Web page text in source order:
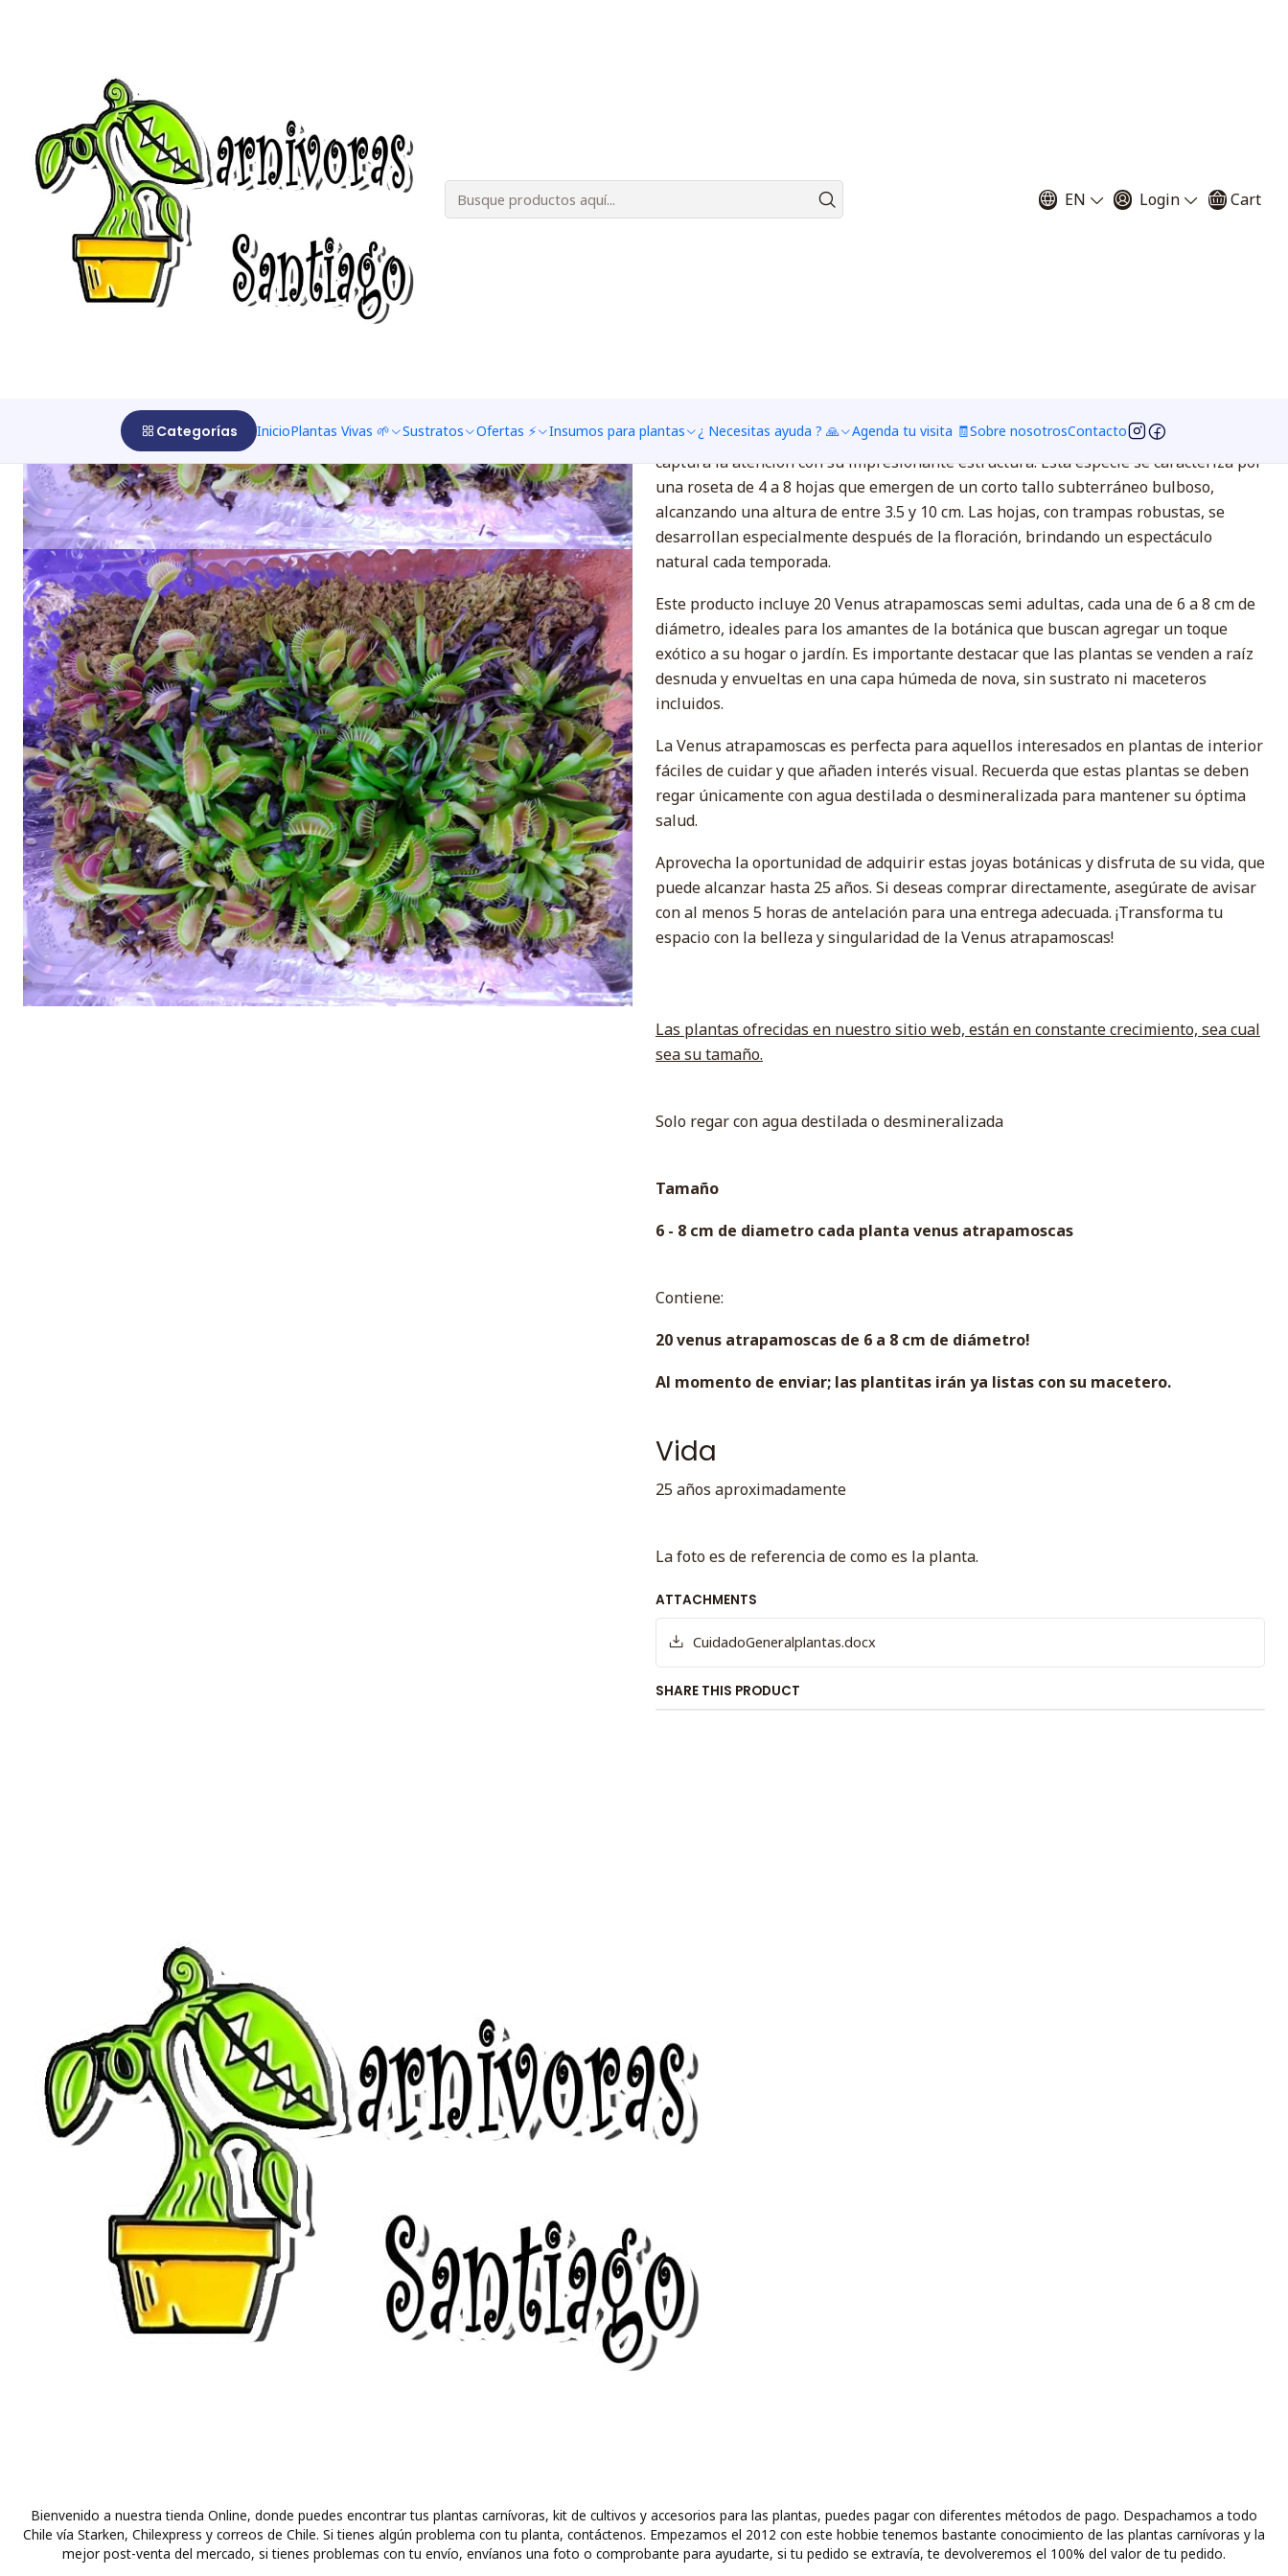
EN Login Cart
Categorías InicioPlantas Vivas 🌱 Sustratos Ofertas ⚡ Insumos para plantas ¿ Necesitas ayuda ? 🙏 Agenda tu visita 🧾Sobre nosotrosContacto
Descubre la fascinante Venus atrapamoscas, una planta carnívora única que
captura la atención con su impresionante estructura. Esta especie se caracteriza por
una roseta de 4 a 8 hojas que emergen de un corto tallo subterráneo bulboso,
alcanzando una altura de entre 3.5 y 10 cm. Las hojas, con trampas robustas, se
desarrollan especialmente después de la floración, brindando un espectáculo
natural cada temporada.
Este producto incluye 20 Venus atrapamoscas semi adultas, cada una de 6 a 8 cm de
diámetro, ideales para los amantes de la botánica que buscan agregar un toque
exótico a su hogar o jardín. Es importante destacar que las plantas se venden a raíz
desnuda y envueltas en una capa húmeda de nova, sin sustrato ni maceteros
incluidos.
La Venus atrapamoscas es perfecta para aquellos interesados en plantas de interior
fáciles de cuidar y que añaden interés visual. Recuerda que estas plantas se deben
regar únicamente con agua destilada o desmineralizada para mantener su óptima
salud.
Aprovecha la oportunidad de adquirir estas joyas botánicas y disfruta de su vida, que
puede alcanzar hasta 25 años. Si deseas comprar directamente, asegúrate de avisar
con al menos 5 horas de antelación para una entrega adecuada. ¡Transforma tu
espacio con la belleza y singularidad de la Venus atrapamoscas!
Las plantas ofrecidas en nuestro sitio web, están en constante crecimiento, sea cual
sea su tamaño.
Solo regar con agua destilada o desmineralizada
Tamaño
6 - 8 cm de diametro cada planta venus atrapamoscas
Contiene:
20 venus atrapamoscas de 6 a 8 cm de diámetro!
Al momento de enviar; las plantitas irán ya listas con su macetero.
Vida
25 años aproximadamente
La foto es de referencia de como es la planta.
ATTACHMENTS
CuidadoGeneralplantas.docx
SHARE THIS PRODUCT
Bienvenido a nuestra tienda Online, donde puedes encontrar tus plantas carnívoras, kit de cultivos y accesorios para las plantas, puedes pagar con diferentes métodos de pago. Despachamos a todo
Chile vía Starken, Chilexpress y correos de Chile. Si tienes algún problema con tu planta, contáctenos. Empezamos el 2012 con este hobbie tenemos bastante conocimiento de las plantas carnívoras y la
mejor post-venta del mercado, si tienes problemas con tu envío, envíanos una foto o comprobante para ayudarte, si tu pedido se extravía, te devolveremos el 100% del valor de tu pedido.